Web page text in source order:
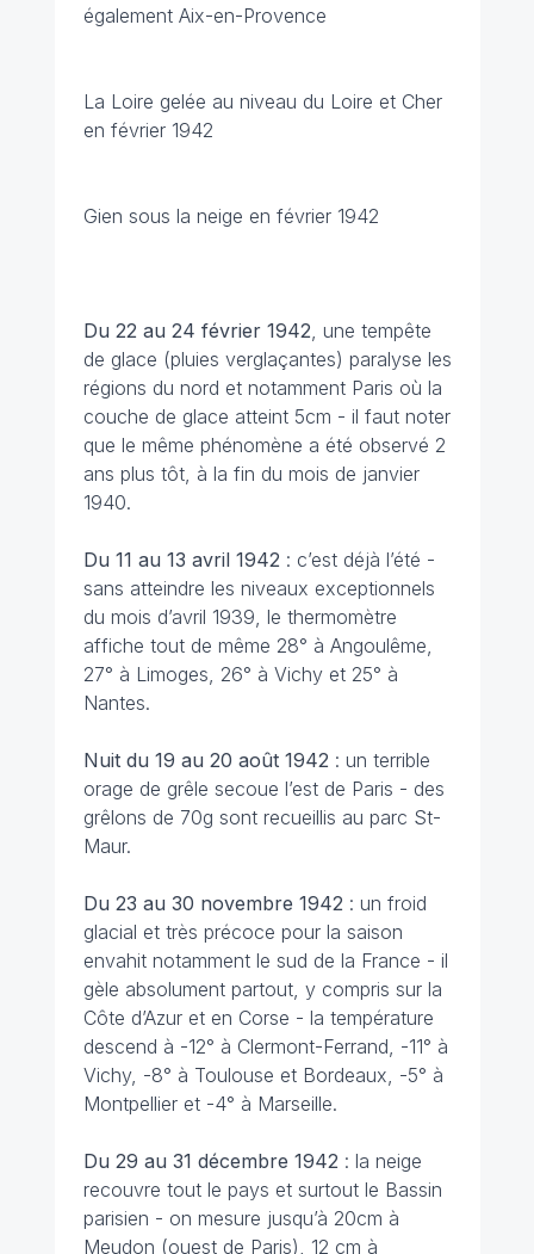
également Aix-en-Provence
La Loire gelée au niveau du Loire et Cher
en février 1942
Gien sous la neige en février 1942
Du 22 au 24 février 1942 , une tempête
de glace (pluies verglaçantes) paralyse les
régions du nord et notamment Paris où la
couche de glace atteint 5cm - il faut noter
que le même phénomène a été observé 2
ans plus tôt, à la fin du mois de janvier
1940.
Du 11 au 13 avril 1942 : c’est déjà l’été -
sans atteindre les niveaux exceptionnels
du mois d’avril 1939, le thermomètre
affiche tout de même 28° à Angoulême,
27° à Limoges, 26° à Vichy et 25° à
Nantes.
Nuit du 19 au 20 août 1942 : un terrible
orage de grêle secoue l’est de Paris - des
grêlons de 70g sont recueillis au parc St-
Maur.
Du 23 au 30 novembre 1942 : un froid
glacial et très précoce pour la saison
envahit notamment le sud de la France - il
gèle absolument partout, y compris sur la
Côte d’Azur et en Corse - la température
descend à -12° à Clermont-Ferrand, -11° à
Vichy, -8° à Toulouse et Bordeaux, -5° à
Montpellier et -4° à Marseille.
Du 29 au 31 décembre 1942 : la neige
recouvre tout le pays et surtout le Bassin
parisien - on mesure jusqu’à 20cm à
Meudon (ouest de Paris), 12 cm à